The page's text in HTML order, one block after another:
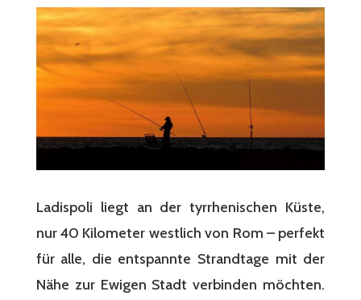
Ladispoli liegt an der tyrrhenischen Küste,
nur 40 Kilometer westlich von Rom – perfekt
für alle, die entspannte Strandtage mit der
Nähe zur Ewigen Stadt verbinden möchten.